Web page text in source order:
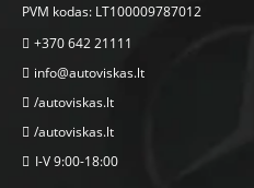
PVM kodas: LT100009787012
+370 642 21111
info@autoviskas.lt
/autoviskas.lt
/autoviskas.lt
I-V 9:00-18:00